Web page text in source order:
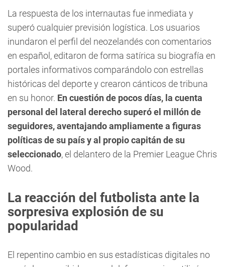
La respuesta de los internautas fue inmediata y
superó cualquier previsión logística. Los usuarios
inundaron el perfil del neozelandés con comentarios
en español, editaron de forma satírica su biografía en
portales informativos comparándolo con estrellas
históricas del deporte y crearon cánticos de tribuna
en su honor. En cuestión de pocos días, la cuenta
personal del lateral derecho superó el millón de
seguidores, aventajando ampliamente a figuras
políticas de su país y al propio capitán de su
seleccionado, el delantero de la Premier League Chris
Wood.
La reacción del futbolista ante la
sorpresiva explosión de su
popularidad
El repentino cambio en sus estadísticas digitales no